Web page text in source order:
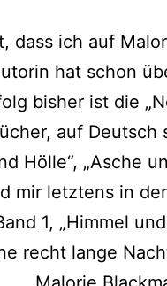
dass ich auf
hat schon
bis­her ist die
auf Deutsch
Hölle“, „Asche
mir letz­tens in
1, „Himmel
recht lan­ge